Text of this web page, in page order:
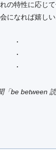
の特性に応じ
になれば嬉しい
・
・
・
be between 読